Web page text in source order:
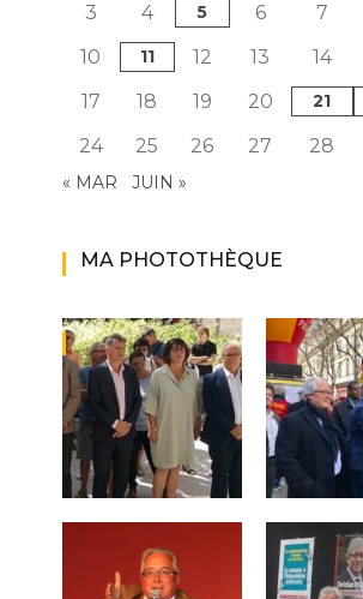
3
4 5 6 7
10
11 12 13 14
17
18 19 20 21
24
25 26 27 28
« MAR JUIN »
MA PHOTOTHÈQUE